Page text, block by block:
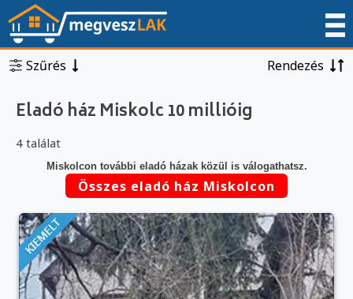
Szűrés Rendezés
Eladó ház Miskolc 10 millióig
4 találat
Miskolcon további eladó házak közül is válogathatsz.
Összes eladó ház Miskolcon